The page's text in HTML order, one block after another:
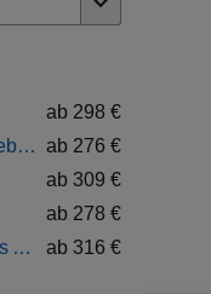
ab 298 €
Frühbucher Agia Pelagia Angebote ab 276 €
ab 309 €
ab 278 €
Frühbucher Adelianos Kampos Angebote
ab 316 €